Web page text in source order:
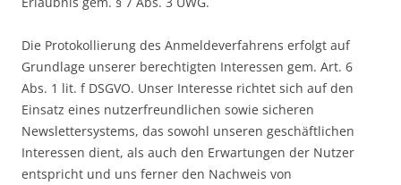
Die Protokollierung des Anmeldeverfahrens erfolgt auf
Grundlage unserer berechtigten Interessen gem. Art. 6
Abs. 1 lit. f DSGVO. Unser Interesse richtet sich auf den
Einsatz eines nutzerfreundlichen sowie sicheren
Newslettersystems, das sowohl unseren geschäftlichen
Interessen dient, als auch den Erwartungen der Nutzer
entspricht und uns ferner den Nachweis von